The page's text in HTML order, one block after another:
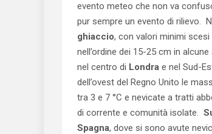
evento meteo che non va
pur sempre un evento di rilievo.
ghiaccio, con valori minimi
nell’ordine dei 15-25 cm in
nel centro di Londra e nel Sud-
dell’ovest del Regno Unito le
tra 3 e 7 °C e nevicate a tratti
di corrente e comunità isolate.
Spagna, dove si sono avute